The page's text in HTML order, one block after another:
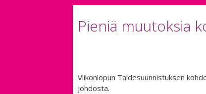
Pieniä muutoksia
Viikonlopun Taidesuunnistuksen
johdosta.